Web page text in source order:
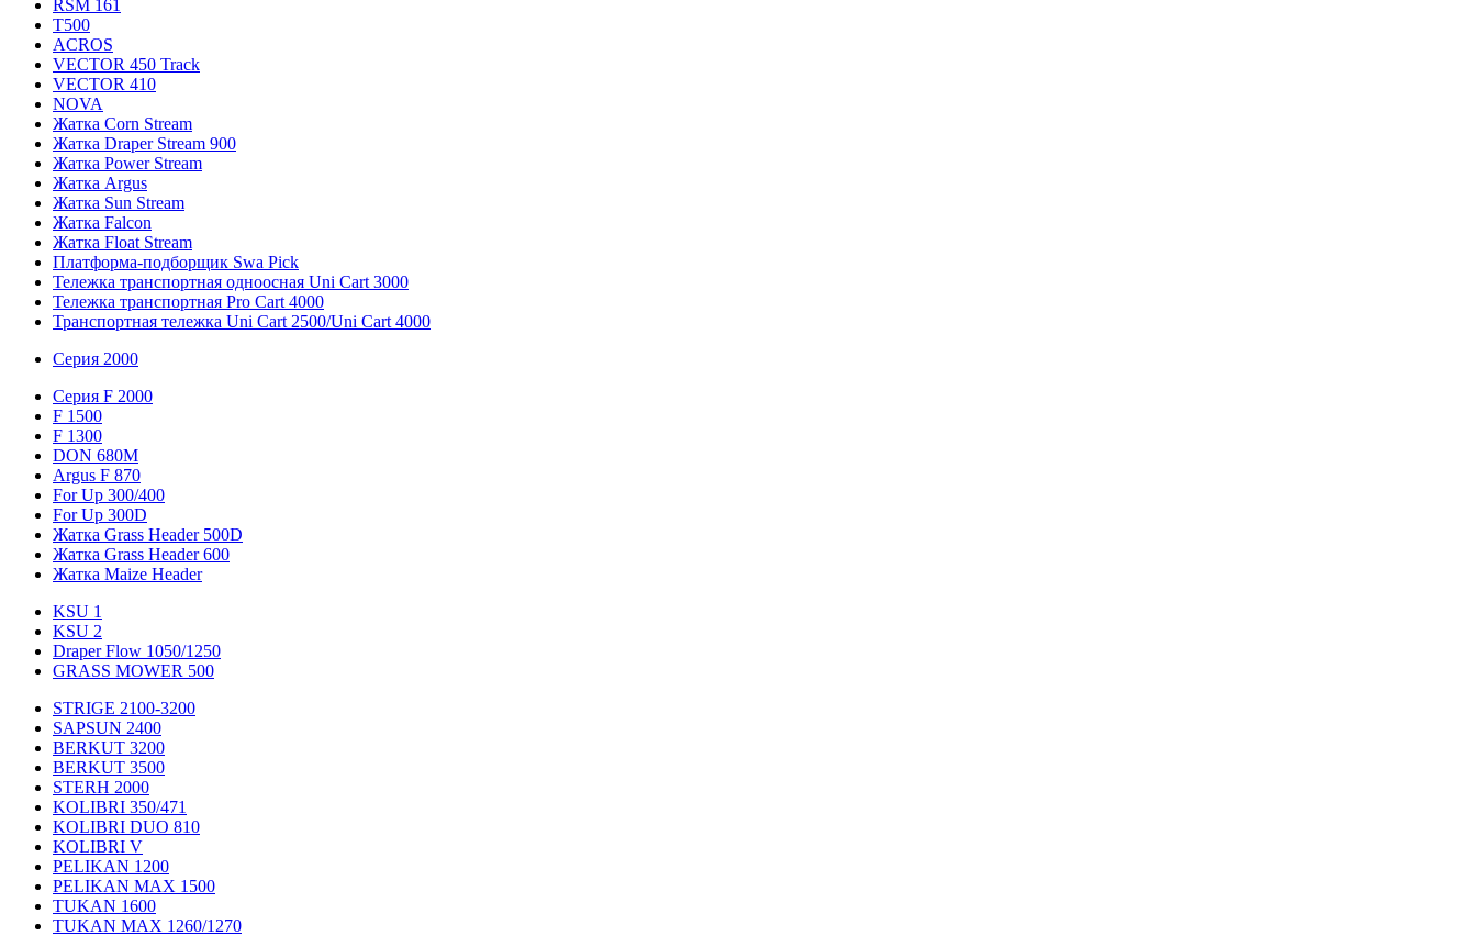
RSM 161
T500
ACROS
VECTOR 450 Track
VECTOR 410
NOVA
Жатка Corn Stream
Жатка Draper Stream 900
Жатка Power Stream
Жатка Argus
Жатка Sun Stream
Жатка Falcon
Жатка Floаt Stream
Платформа-подборщик Swa Pick
Тележка транспортная одноосная Uni Cart 3000
Тележка транспортная Pro Cart 4000
Транспортная тележка Uni Cart 2500/Uni Cart 4000
Серия 2000
Серия F 2000
F 1500
F 1300
DON 680M
Argus F 870
For Up 300/400
For Up 300D
Жатка Grass Header 500D
Жатка Grass Header 600
Жатка Maize Header
KSU 1
KSU 2
Draper Flow 1050/1250
GRASS MOWER 500
STRIGE 2100-3200
SAPSUN 2400
BERKUT 3200
BERKUT 3500
STERH 2000
KOLIBRI 350/471
KOLIBRI DUO 810
KOLIBRI V
PELIKAN 1200
PELIKAN MAX 1500
TUKAN 1600
TUKAN MAX 1260/1270